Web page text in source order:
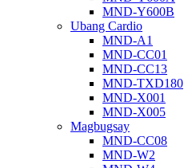
MND-Y600B
Ubang Cardio
MND-A1
MND-CC01
MND-CC13
MND-TXD180
MND-X001
MND-X005
Magbugsay
MND-CC08
MND-W2